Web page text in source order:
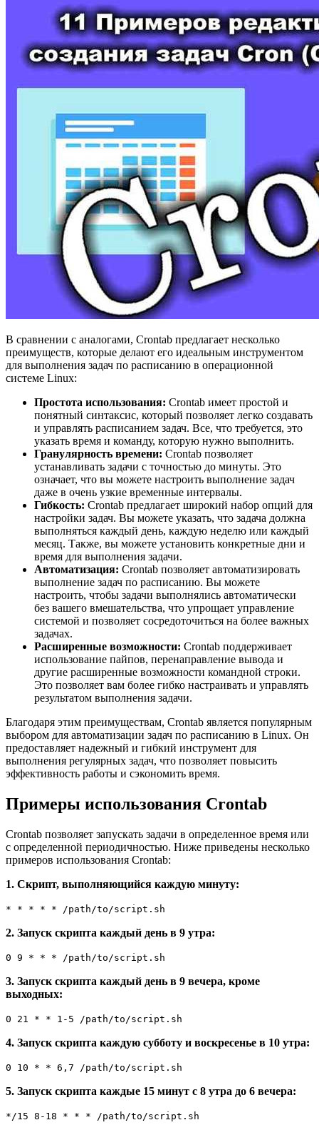
В сравнении с аналогами, Crontab предлагает несколько
преимуществ, которые делают его идеальным инструментом
для выполнения задач по расписанию в операционной
системе Linux:
Простота использования: Crontab имеет простой и
понятный синтаксис, который позволяет легко создавать
и управлять расписанием задач. Все, что требуется, это
указать время и команду, которую нужно выполнить.
Гранулярность времени: Crontab позволяет
устанавливать задачи с точностью до минуты. Это
означает, что вы можете настроить выполнение задач
даже в очень узкие временные интервалы.
Гибкость: Crontab предлагает широкий набор опций для
настройки задач. Вы можете указать, что задача должна
выполняться каждый день, каждую неделю или каждый
месяц. Также, вы можете установить конкретные дни и
время для выполнения задачи.
Автоматизация: Crontab позволяет автоматизировать
выполнение задач по расписанию. Вы можете
настроить, чтобы задачи выполнялись автоматически
без вашего вмешательства, что упрощает управление
системой и позволяет сосредоточиться на более важных
задачах.
Расширенные возможности: Crontab поддерживает
использование пайпов, перенаправление вывода и
другие расширенные возможности командной строки.
Это позволяет вам более гибко настраивать и управлять
результатом выполнения задачи.
Благодаря этим преимуществам, Crontab является популярным
выбором для автоматизации задач по расписанию в Linux. Он
предоставляет надежный и гибкий инструмент для
выполнения регулярных задач, что позволяет повысить
эффективность работы и сэкономить время.
Примеры использования Crontab
Crontab позволяет запускать задачи в определенное время или
с определенной периодичностью. Ниже приведены несколько
примеров использования Crontab:
1. Скрипт, выполняющийся каждую минуту:
* * * * * /path/to/script.sh
2. Запуск скрипта каждый день в 9 утра:
0 9 * * * /path/to/script.sh
3. Запуск скрипта каждый день в 9 вечера, кроме
выходных:
0 21 * * 1-5 /path/to/script.sh
4. Запуск скрипта каждую субботу и воскресенье в 10 утра:
0 10 * * 6,7 /path/to/script.sh
5. Запуск скрипта каждые 15 минут с 8 утра до 6 вечера:
*/15 8-18 * * * /path/to/script.sh